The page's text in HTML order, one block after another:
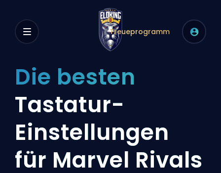
Treueprogramm
Die besten
Tastatur-
Einstellungen
für Marvel Rivals